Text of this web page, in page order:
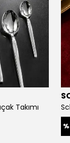
Takımı
%